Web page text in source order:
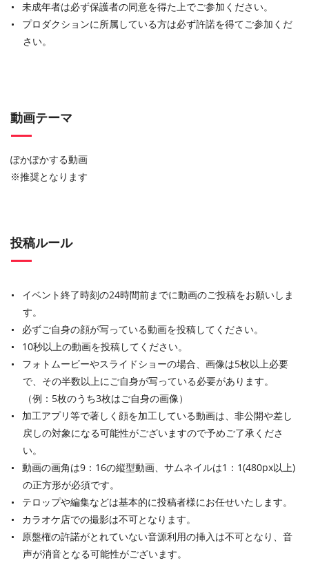
未成年者は必ず保護者の同意を得た上でご参加ください。
プロダクションに所属している方は必ず許諾を得てご参加くだ
さい。
動画テーマ
ぽかぽかする動画
※推奨となります
投稿ルール
イベント終了時刻の24時間前までに動画のご投稿をお願いしま
す。
必ずご自身の顔が写っている動画を投稿してください。
10秒以上の動画を投稿してください。
フォトムービーやスライドショーの場合、画像は5枚以上必要
で、その半数以上にご自身が写っている必要があります。
（例：5枚のうち3枚はご自身の画像）
加工アプリ等で著しく顔を加工している動画は、非公開や差し
戻しの対象になる可能性がございますので予めご了承くださ
い。
動画の画角は9：16の縦型動画、サムネイルは1：1(480px以上)
の正方形が必須です。
テロップや編集などは基本的に投稿者様にお任せいたします。
カラオケ店での撮影は不可となります。
原盤権の許諾がとれていない音源利用の挿入は不可となり、音
声が消音となる可能性がございます。